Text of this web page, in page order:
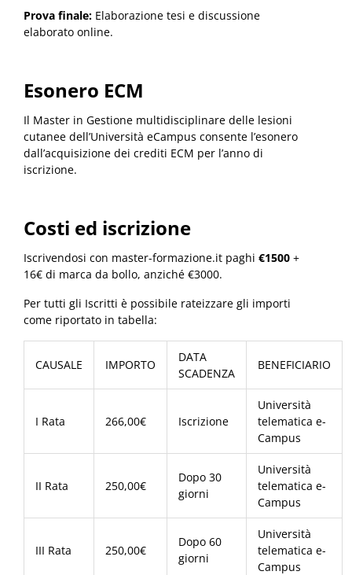
Prova finale: Elaborazione tesi e discussione
elaborato online.
Esonero ECM
Il Master in Gestione multidisciplinare delle lesioni
cutanee dell’Università eCampus consente l’esonero
dall’acquisizione dei crediti ECM per l’anno di
iscrizione.
Costi ed iscrizione
Iscrivendosi con master-formazione.it paghi €1500 +
16€ di marca da bollo, anziché €3000.
Per tutti gli Iscritti è possibile rateizzare gli importi
come riportato in tabella:
CAUSALE IMPORTO
DATA
SCADENZA
BENEFICIARIO
I Rata 266,00€ Iscrizione
Università
telematica e-
Campus
II Rata 250,00€
Dopo 30
giorni
Università
telematica e-
Campus
III Rata 250,00€
Dopo 60
giorni
Università
telematica e-
Campus